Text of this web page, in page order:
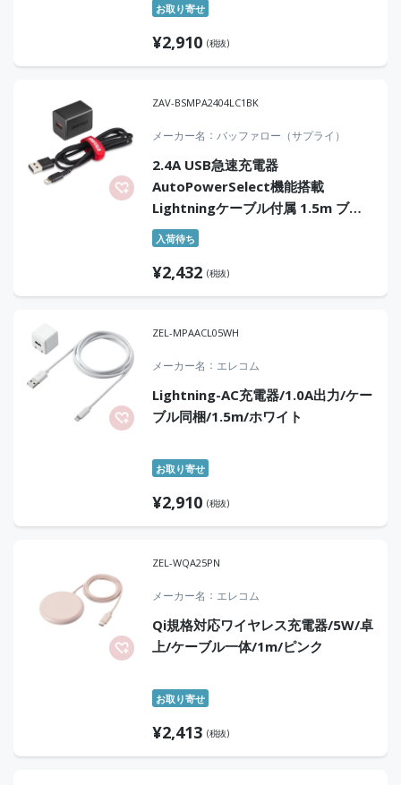
お取り寄せ
¥2,910 (税抜)
ZAV-BSMPA2404LC1BK
メーカー名 バッファロー（サプライ）
2.4A USB急速充電器
AutoPowerSelect機能搭載
Lightningケーブル付属 1.5m ブラ
ック
入荷待ち
¥2,432 (税抜)
ZEL-MPAACL05WH
メーカー名 エレコム
Lightning-AC充電器/1.0A出力/ケー
ブル同梱/1.5m/ホワイト
お取り寄せ
¥2,910 (税抜)
ZEL-WQA25PN
メーカー名 エレコム
Qi規格対応ワイヤレス充電器/5W/卓
上/ケーブル一体/1m/ピンク
お取り寄せ
¥2,413 (税抜)